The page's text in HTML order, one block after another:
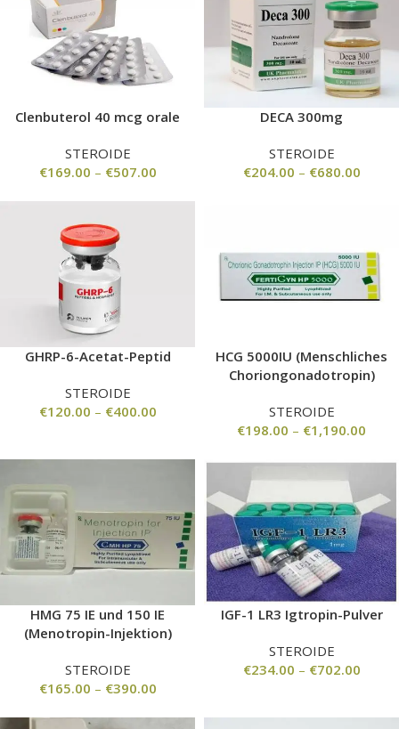
Clenbuterol 40 mcg orale
STEROIDE
€169.00 – €507.00
DECA 300mg
STEROIDE
€204.00 – €680.00
GHRP-6-Acetat-Peptid
STEROIDE
€120.00 – €400.00
HCG 5000IU (Menschliches
Choriongonadotropin)
STEROIDE
€198.00 – €1,190.00
HMG 75 IE und 150 IE
(Menotropin-Injektion)
STEROIDE
€165.00 – €390.00
IGF-1 LR3 Igtropin-Pulver
STEROIDE
€234.00 – €702.00